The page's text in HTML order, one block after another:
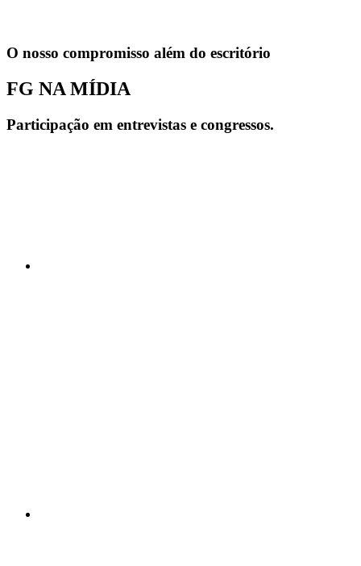
O nosso compromisso além do escritório
FG NA MÍDIA
Participação em entrevistas e congressos.